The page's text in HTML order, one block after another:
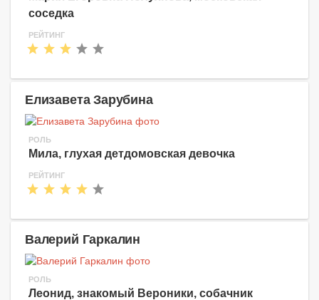
соседка
РЕЙТИНГ
Елизавета Зарубина
РОЛЬ
Мила, глухая детдомовская девочка
РЕЙТИНГ
Валерий Гаркалин
РОЛЬ
Леонид, знакомый Вероники, собачник